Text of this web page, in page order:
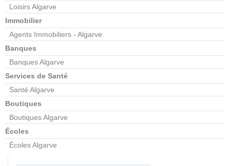
Loisirs Algarve
Immobilier
Agents Immobiliers - Algarve
Banques
Banques Algarve
Services de Santé
Santé Algarve
Boutiques
Boutiques Algarve
Écoles
Écoles Algarve